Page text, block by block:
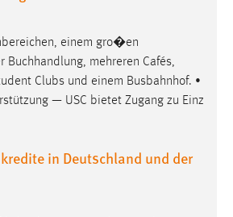
einem gro�en
Buchhandlung, mehreren Cafés,
Clubs und einem Busbahnhof. •
— USC bietet Zugang zu Einz
in Deutschland und der
und Social Media
zu können, werden von diesen
Cookies gesetzt.